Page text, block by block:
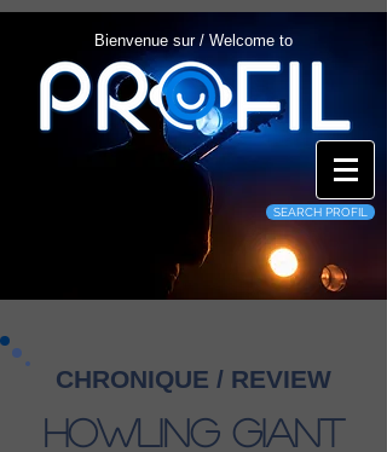
Bienvenue sur / Welcome to
SEARCH PROFIL
CHRONIQUE / REVIEW
Howling Giant